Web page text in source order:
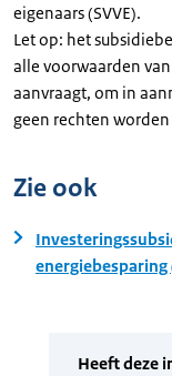
eigenaars (SVVE).
Let op: het
alle voorwaarden
aanvraagt, om in
geen rechten
Zie ook
energiebesparing